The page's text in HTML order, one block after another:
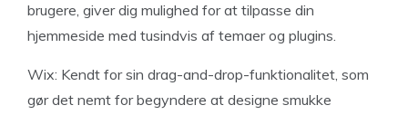
brugere, giver dig mulighed for at tilpasse din
hjemmeside med tusindvis af temaer og plugins.
Wix: Kendt for sin drag-and-drop-funktionalitet, som
gør det nemt for begyndere at designe smukke